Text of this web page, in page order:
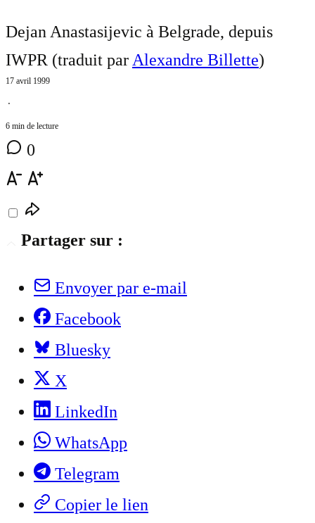
Dejan Anastasijevic à Belgrade, depuis
IWPR (traduit parAlexandre Billette)
17 avril 1999
⋅
6 min de lecture
0
Partager sur :
Envoyer par e-mail
Facebook
Bluesky
X
LinkedIn
WhatsApp
Telegram
Copier le lien